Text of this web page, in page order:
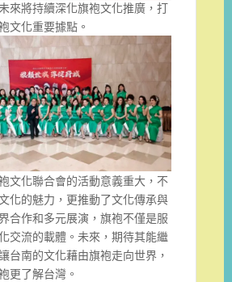
來將持續深化旗袍文化推廣，打
文化重要據點。
文化聯合會的活動意義重大，不
化的魅力，更推動了文化傳承與
合作和多元展演，旗袍不僅是服
交流的載體。未來，期待其能繼
台南的文化藉由旗袍走向世界，
更了解台灣。